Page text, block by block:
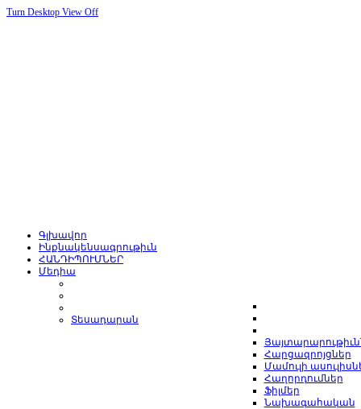
Turn Desktop View Off
Գլխավոր
Ինքնակենսագրութիւն
ՀԱՆԴԻՊՈՒՄՆԵՐ
Մեդիա
Տեսադարան
Հարցազրոյցներ
Մամուլի
Հաղորդումներ
Ֆիլմեր
Նախագահական